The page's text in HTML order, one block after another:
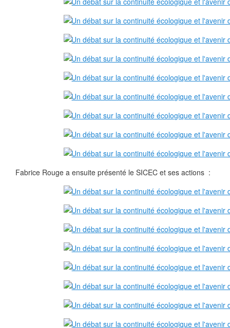
Fabrice Rouge a ensuite présenté le SICEC et ses actions :